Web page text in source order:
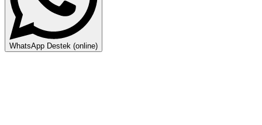
WhatsApp Destek (online)